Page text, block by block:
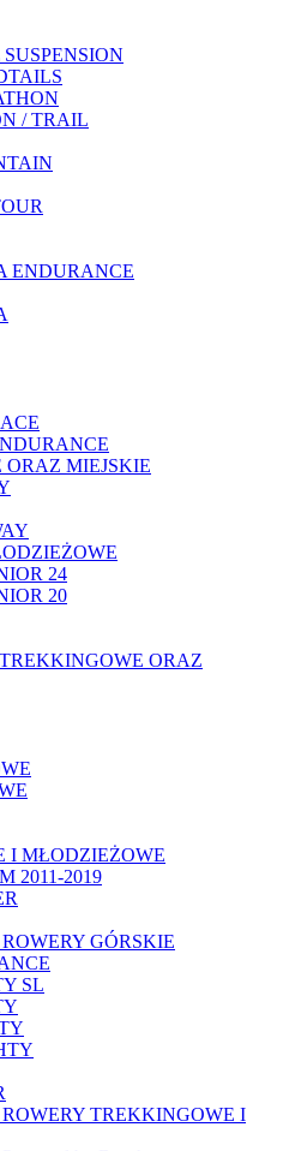
/ TRAIL
ENDURANCE
MIEJSKIE
24
20
ORAZ
I MŁODZIEŻOWE
2011-2019
GÓRSKIE
SL
TREKKINGOWE I